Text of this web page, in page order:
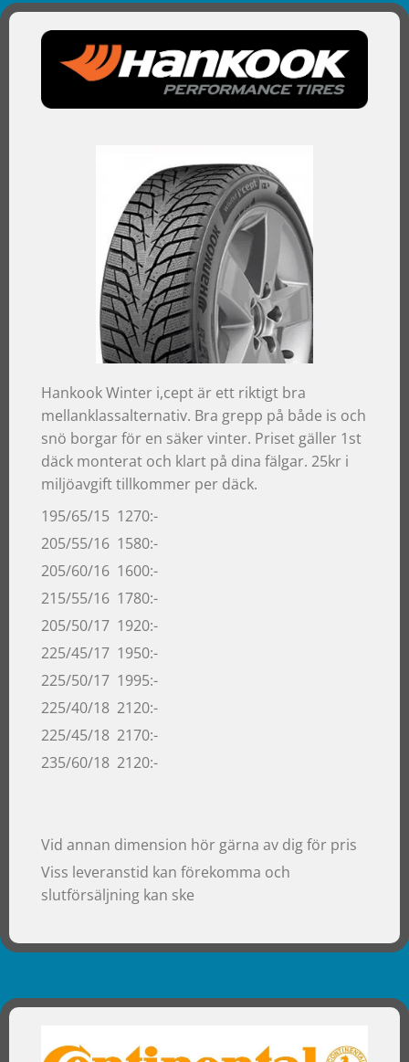
Hankook Winter i,cept är ett riktigt bra
mellanklassalternativ. Bra grepp på både is och
snö borgar för en säker vinter. Priset gäller 1st
däck monterat och klart på dina fälgar. 25kr i
miljöavgift tillkommer per däck.
195/65/15 1270:-
205/55/16 1580:-
205/60/16 1600:-
215/55/16 1780:-
205/50/17 1920:-
225/45/17 1950:-
225/50/17 1995:-
225/40/18 2120:-
225/45/18 2170:-
235/60/18 2120:-
Vid annan dimension hör gärna av dig för pris
Viss leveranstid kan förekomma och
slutförsäljning kan ske